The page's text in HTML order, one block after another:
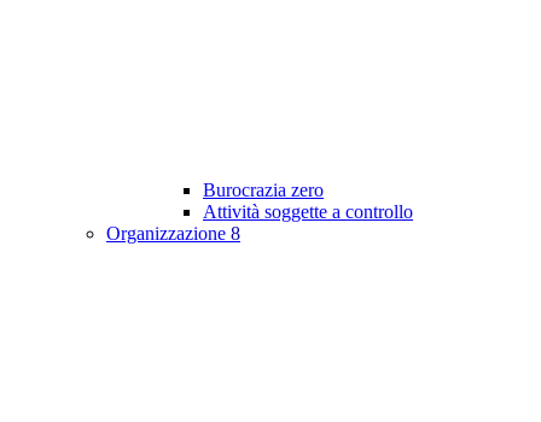
Burocrazia zero
Attività soggette a controllo
Organizzazione 8